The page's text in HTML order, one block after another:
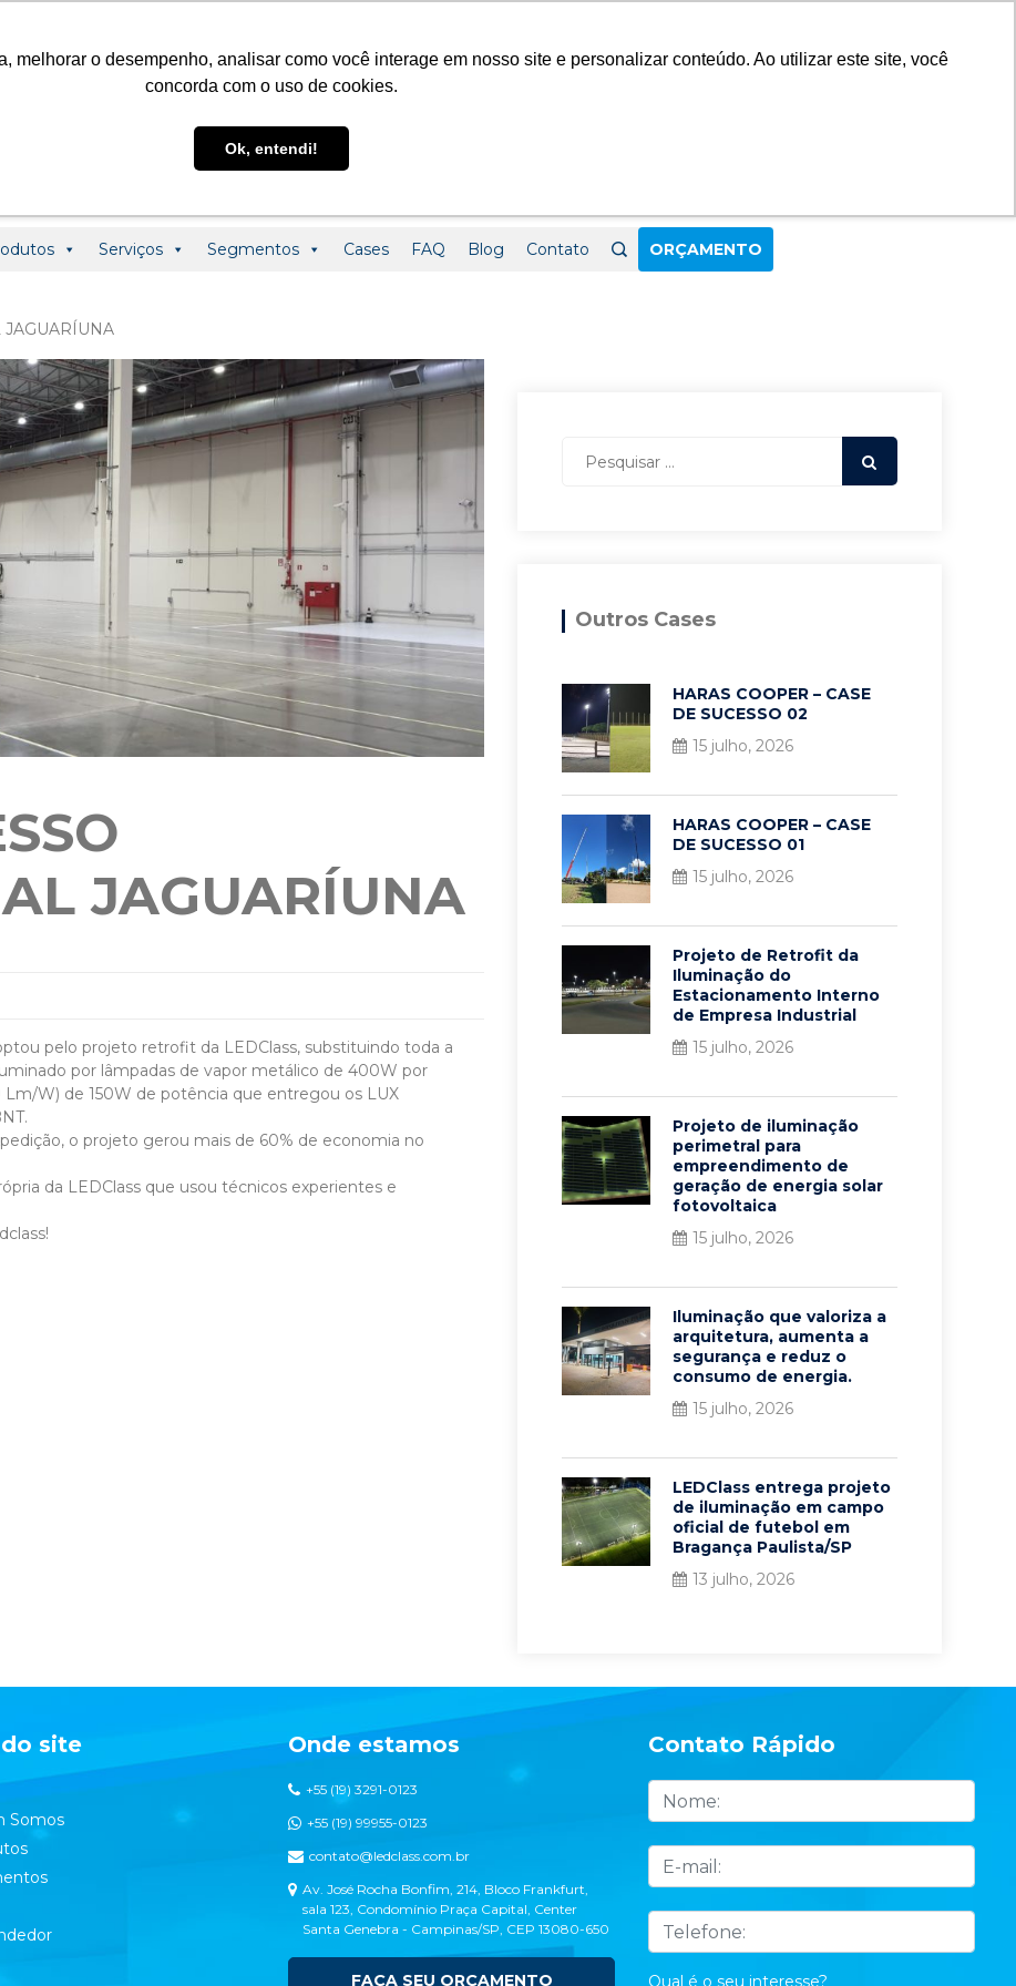
melhorar o desempenho, analisar como você interage em nosso site e personalizar conteúdo. Ao utilizar este site, você
concorda com o uso de cookies.
Ok, entendi!
Serviços Segmentos Cases FAQ Blog Contato ORÇAMENTO
JAGUARÍUNA
JAGUARÍUNA
pelo projeto retrofit da LEDClass, substituindo toda a
por lâmpadas de vapor metálico de 400W por
W) de 150W de potência que entregou os LUX
o projeto gerou mais de 60% de economia no
da LEDClass que usou técnicos experientes e
Outros Cases
HARAS COOPER – CASE
DE SUCESSO 02
15 julho, 2026
HARAS COOPER – CASE
DE SUCESSO 01
15 julho, 2026
Projeto de Retrofit da
Iluminação do
Estacionamento Interno
de Empresa Industrial
15 julho, 2026
Projeto de iluminação
perimetral para
empreendimento de
geração de energia solar
fotovoltaica
15 julho, 2026
Iluminação que valoriza a
arquitetura, aumenta a
segurança e reduz o
consumo de energia.
15 julho, 2026
LEDClass entrega projeto
de iluminação em campo
oficial de futebol em
Bragança Paulista/SP
13 julho, 2026
site
Somos
Onde estamos
+55 (19) 3291-0123
+55 (19) 99955-0123
contato@ledclass.com.br
Av. José Rocha Bonfim, 214, Bloco Frankfurt,
sala 123, Condomínio Praça Capital, Center
Santa Genebra - Campinas/SP, CEP 13080-650
FAÇA SEU ORÇAMENTO
Contato Rápido
Qual é o seu interesse?